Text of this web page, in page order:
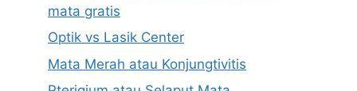
mata gratis
Optik vs Lasik Center
Mata Merah atau Konjungtivitis